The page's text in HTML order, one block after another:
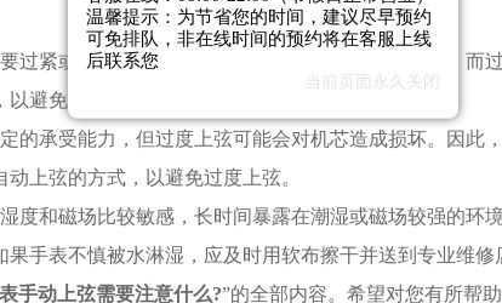
紧或过松。过紧可能会导致发条断裂或损坏齿轮，而
避免对手表造成不必要的损坏。
承受能力，但过度上弦可能会对机芯造成损坏。因此
上弦的方式，以避免过度上弦。
和磁场比较敏感，长时间暴露在潮湿或磁场较强的环
手表不慎被水淋湿，应及时用软布擦干并送到专业维修
手动上弦需要注意什么?”的全部内容。希望对您有所帮
温馨提示：为节省您的时间，建议尽早预约
可免排队，非在线时间的预约将在客服上线
后联系您
当前页面永久关闭